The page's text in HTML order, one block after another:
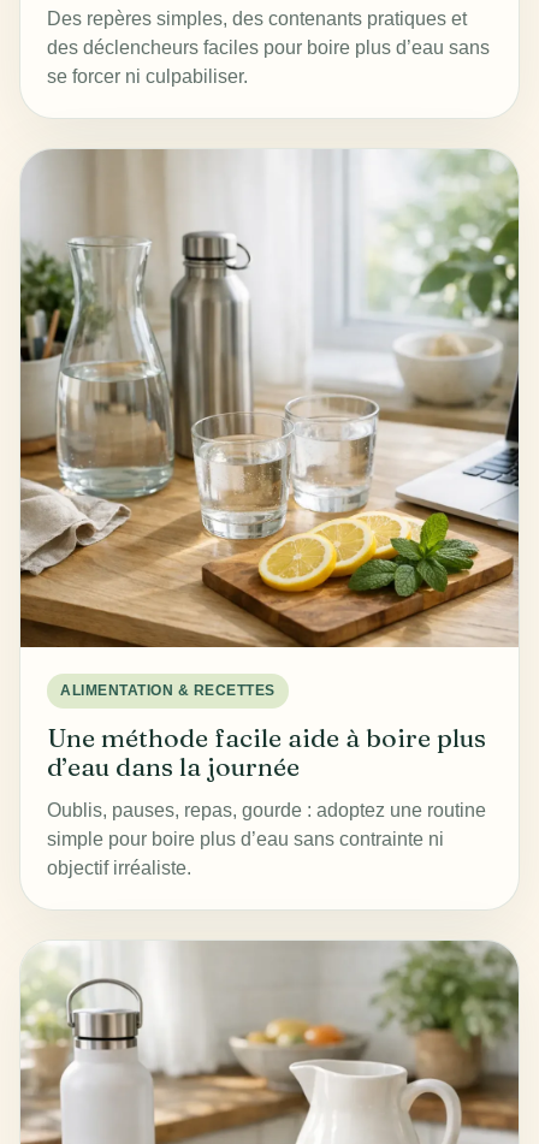
Des repères simples, des contenants pratiques et
des déclencheurs faciles pour boire plus d’eau sans
se forcer ni culpabiliser.
ALIMENTATION & RECETTES
Une méthode facile aide à boire plus
d’eau dans la journée
Oublis, pauses, repas, gourde : adoptez une routine
simple pour boire plus d’eau sans contrainte ni
objectif irréaliste.